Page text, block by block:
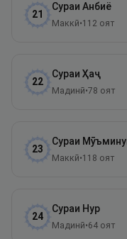
21
Сураи Анбиё
Маккӣ•112 оят
22
Сураи Ҳаҷ
Мадинӣ•78 оят
23
Сураи
Маккӣ•118 оят
24
Сураи Нур
Мадинӣ•64 оят